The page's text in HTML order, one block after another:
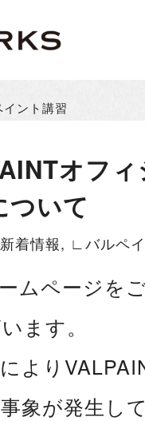
ント講習
オフ
ついて
着情報, ∟バルペ
ムページを
ます。
より
象が発生し